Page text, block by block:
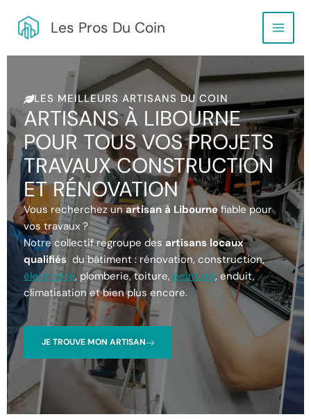
contenu
Les Pros Du Coin
Main
Menu
LES MEILLEURS ARTISANS DU COIN
ARTISANS À LIBOURNE
POUR TOUS VOS PROJETS
TRAVAUX CONSTRUCTION
ET RÉNOVATION
Vous recherchez unartisan à Libournefiable pour
vos travaux ?
Notre collectif regroupe des artisans locaux
qualifiés du bâtiment : rénovation, construction,
électricité, plomberie, toiture, peinture, enduit,
climatisation et bien plus encore.
JE TROUVE MON ARTISAN